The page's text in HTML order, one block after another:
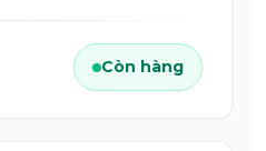
Còn hàng